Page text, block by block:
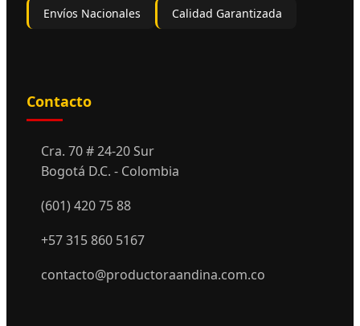
Envíos Nacionales Calidad Garantizada
Contacto
Cra. 70 # 24-20 Sur
Bogotá D.C. - Colombia
(601) 420 75 88
+57 315 860 5167
contacto@productoraandina.com.co